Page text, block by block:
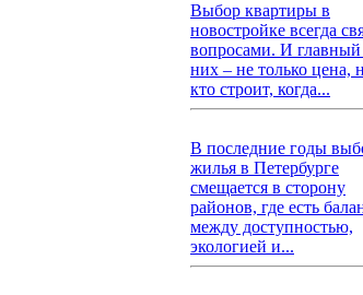
Выбор квартиры в
новостройке всегда
вопросами. И главный
них – не только цена,
кто строит, когда...
В последние годы
жилья в Петербурге
смещается в сторону
районов, где есть
между доступностью,
экологией и...